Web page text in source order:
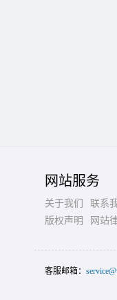
网站服务
关于我们 联系
版权声明
网站
客服邮箱：